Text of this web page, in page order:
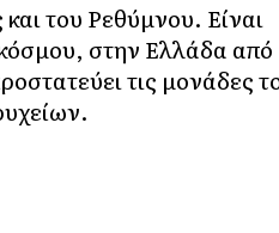
του Ρεθύμνου. Είναι
στην Ελλάδα από
τις μονάδες